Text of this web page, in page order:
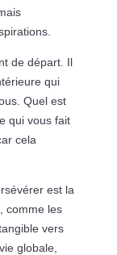
de départ. Il
qui
Quel est
qui vous fait
cela
est la
comme les
vers
globale,